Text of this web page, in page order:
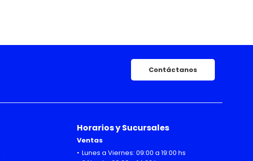
Contáctanos
Horarios y Sucursales
Ventas
Lunes a Viernes: 09:00 a 19:00 hs